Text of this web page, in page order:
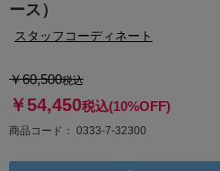
ース）
スタッフコーディネート
￥60,500税込
￥54,450税込(10%OFF)
商品コード 0333-7-32300